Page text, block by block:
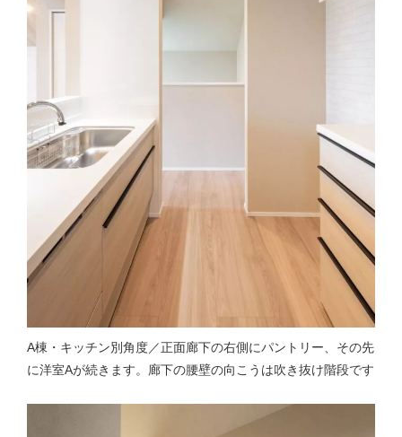
A棟・キッチン別角度／正面廊下の右側にパントリー、その先
に洋室Aが続きます。廊下の腰壁の向こうは吹き抜け階段です